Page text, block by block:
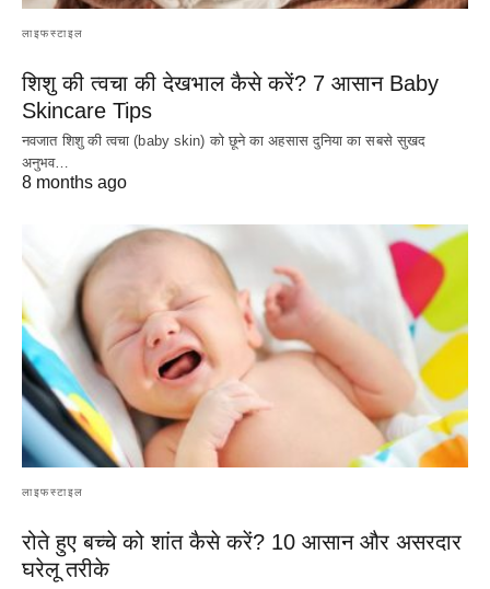
लाइफस्टाइल
शिशु की त्वचा की देखभाल कैसे करें? 7 आसान Baby
Skincare Tips
नवजात शिशु की त्वचा (baby skin) को छूने का अहसास दुनिया का सबसे सुखद
अनुभव…
8 months ago
लाइफस्टाइल
रोते हुए बच्चे को शांत कैसे करें? 10 आसान और असरदार
घरेलू तरीके